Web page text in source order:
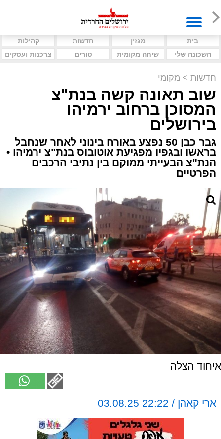
בית מגזין חדשות
קהילות
השכונה שלי
שיחה מקומית טורים צרכנות ועסקים
חדשות > מקומי
שוב תאונה קשה בנת"צ
המסוכן ברחוב ירמיהו
בירושלים
גבר כבן 50 נפצע באורח בינוני לאחר שנחבל
בראשו ובגפיו מפגיעת אוטובוס בנת"צ ירמיהו •
הנת"צ הבעייתי ממוקם בין נתיבי הרכבים
הפרטיים
איחוד הצלה
ארי קאהן / 22:22 03.08.25